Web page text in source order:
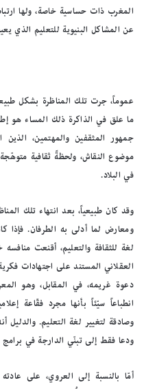
المغرب ذات حساسية خاصة، ولها
عن المشاكل البنيوية للتعليم الذي
عموماً، جرت تلك المناظرة بشكل
ما علق في الذاكرة ذلك المساء هو
جمهور المثقفين والمهتمين،
موضوع النقاش، ولحظةً ثقافية
في البلاد.
وقد كان طبيعياً، بعد انتهاء تلك
ومعارض لما أدلى به الطرفان. فإذا
لغة للثقافة والتعليم، أقنعت
العقلاني المستند على اجتهادات
دعوة غريمه، في المقابل، وهو
انطباعاً سيّئاً بأنها مجرد فقّاعة
وصادقة لتغيير لغة التعليم. والدليل
ودعا فقط إلى تبنّي الدارجة في
أمّا بالنسبة إلى العروي، على